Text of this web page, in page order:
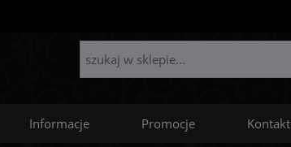
Informacje Promocje Kontakt